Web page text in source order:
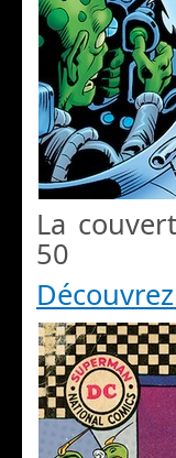
La
50